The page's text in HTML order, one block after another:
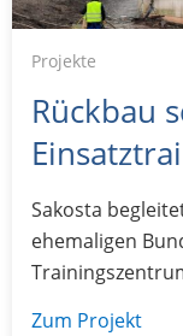
Projekte
Rückbau
Sakosta
ehemaligen
Zum Projekt